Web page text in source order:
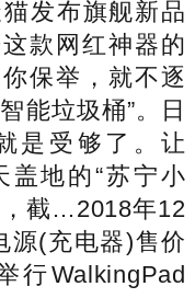
发布旗舰新品
款网红神器的
保举，就不逐
能垃圾桶”。日
是受够了。让
地的“苏宁小
，截…2018年12
源(充电器)售价
行WalkingPad